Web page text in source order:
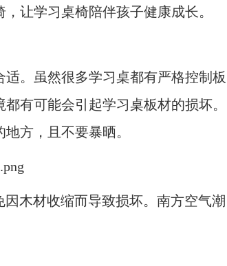
让学习桌椅陪伴孩子健康成长。
。虽然很多学习桌都有严格控制板
有可能会引起学习桌板材的损坏。
方，且不要暴晒。
木材收缩而导致损坏。南方空气潮